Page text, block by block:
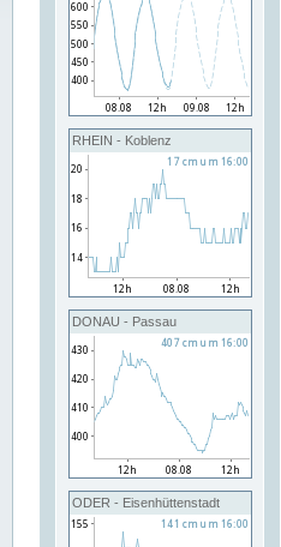
RHEIN - Koblenz
DONAU - Passau
ODER - Eisenhüttenstadt